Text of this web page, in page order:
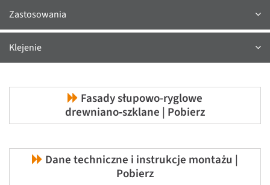
Zastosowania
Klejenie
Fasady słupowo-ryglowe
drewniano‑szklane | Pobierz
Dane techniczne i instrukcje montażu |
Pobierz